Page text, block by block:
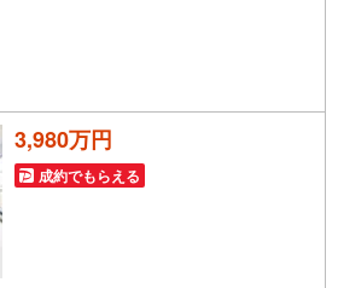
3,980万円
成約でもらえる